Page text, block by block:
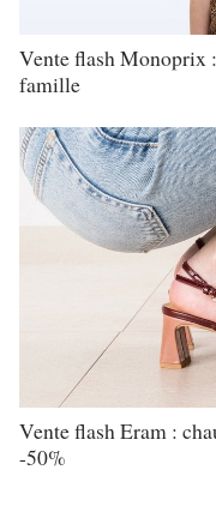
Vente flash Monoprix
famille
Vente flash Eram :
-50%